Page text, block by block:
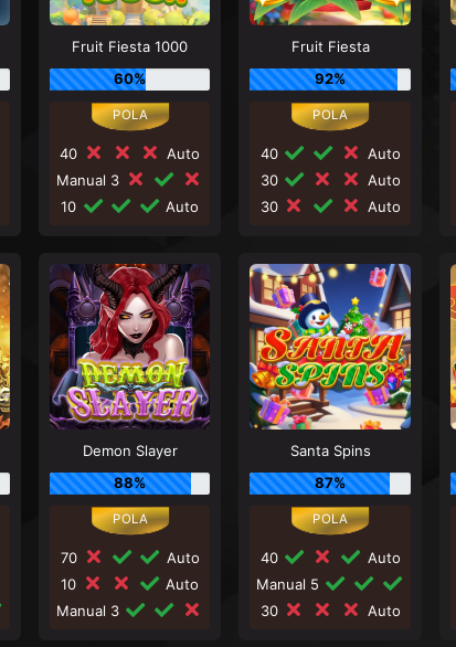
Fruit Fiesta 1000
60%
40
Auto
Manual 3
10
Auto
Fruit Fiesta
92%
40
Auto
30
Auto
30
Auto
Demon Slayer
88%
70
Auto
10
Auto
Manual 3
Santa Spins
87%
40
Auto
Manual 5
30
Auto